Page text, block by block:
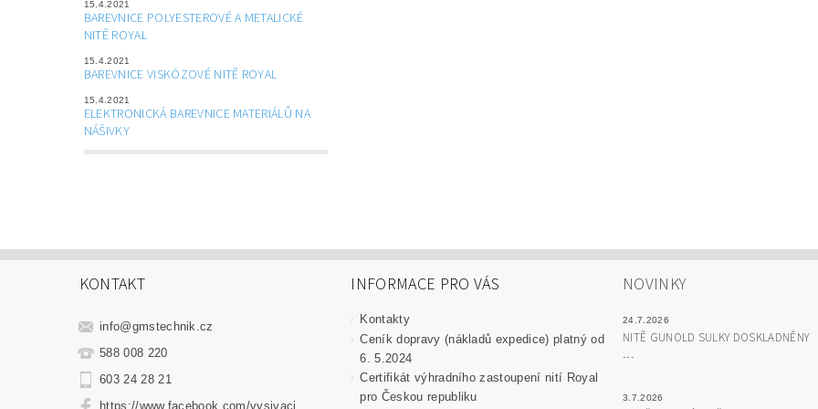
15.4.2021
BAREVNICE POLYESTEROVÉ A METALICKÉ
NITĚ ROYAL
15.4.2021
BAREVNICE VISKÓZOVÉ NITĚ ROYAL
15.4.2021
ELEKTRONICKÁ BAREVNICE MATERIÁLŮ NA
NÁŠIVKY
KONTAKT
info@gmstechnik.cz
588 008 220
603 24 28 21
https://www.facebook.com/vysivaci
INFORMACE PRO VÁS
Kontakty
Ceník dopravy (nákladů expedice) platný od
6. 5.2024
Certifikát výhradního zastoupení nití Royal
pro Českou republiku
NOVINKY
24.7.2026
NITĚ GUNOLD SULKY DOSKLADNĚNY
3.7.2026